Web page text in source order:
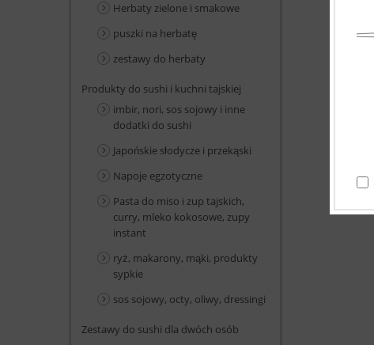
Herbaty zielone i smakowe
puszki na herbatę
zestawy do herbaty
Produkty do sushi i kuchni tajskiej
imbir, nori, sos sojowy i inne
dodatki do sushi
Japońskie słodycze i przekąski
Napoje egzotyczne
Pasta do miso i zup tajskich,
curry, mleko kokosowe, zupy
instant
ryż, makarony, mąki, produkty
sypkie
sos sojowy, octy, oliwy, dressingi
Zestawy do sushi dla dwóch osób